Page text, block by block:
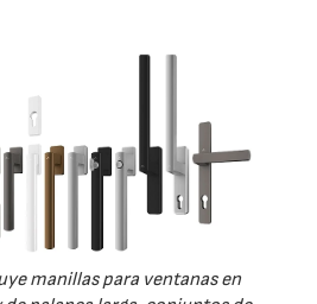
manillas para ventanas en